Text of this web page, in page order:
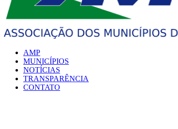
AMP
MUNICÍPIOS
NOTÍCIAS
TRANSPARÊNCIA
CONTATO